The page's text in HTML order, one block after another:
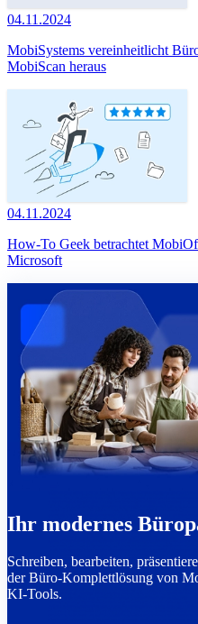
04.11.2024
MobiSystems vereinheitlicht
MobiScan heraus
04.11.2024
How-To Geek betrachtet
Microsoft
Ihr modernes
Schreiben, bearbeiten,
der Büro-Komplettlösung von
KI-Tools.